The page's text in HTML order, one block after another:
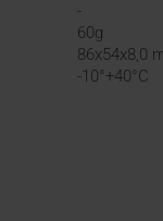
-
60g
86x54x8,0
-10°+40°C